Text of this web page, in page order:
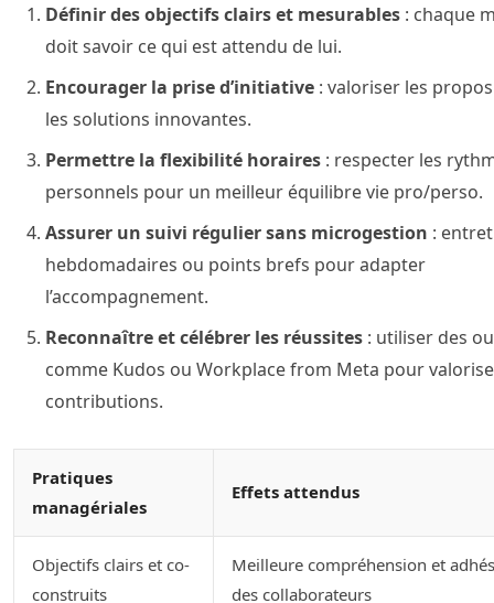
Définir des objectifs clairs et mesurables: chaque
doit savoir ce qui est attendu de lui.
Encourager la prise d’initiative: valoriser les
les solutions innovantes.
Permettre la flexibilité horaires: respecter les
personnels pour un meilleur équilibre vie pro/perso.
Assurer un suivi régulier sans microgestion :
hebdomadaires ou points brefs pour adapter
l’accompagnement.
Reconnaître et célébrer les réussites: utiliser des
comme Kudos ou Workplace from Meta pour
contributions.
Pratiques
managériales
Effets attendus
Objectifs clairs et co-
construits
Meilleure compréhension et
des collaborateurs